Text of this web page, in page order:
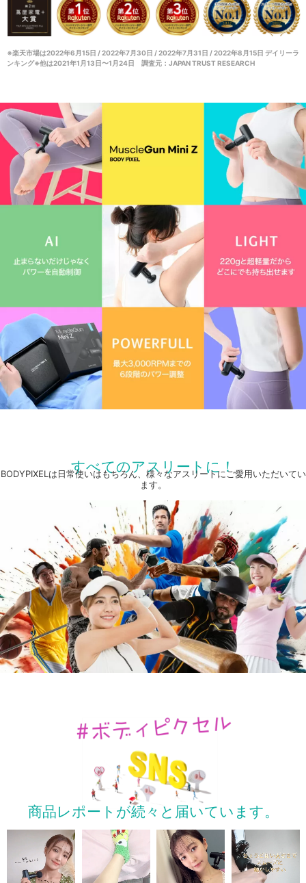
※楽天市場は2022年6月15日 / 2022年7月30日 / 2022年7月31日 / 2022年8月15日 デイリーラ
ンキング※他は2021年1月13日〜1月24日 調査元：JAPAN TRUST RESEARCH
すべてのアスリートに！
BODYPIXELは日常使いはもちろん、様々なアスリートにご愛用いただいてい
ます。
商品レポートが続々と届いています。